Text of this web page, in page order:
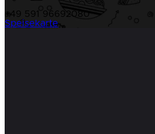
+49 591 96692080
Speisekarte